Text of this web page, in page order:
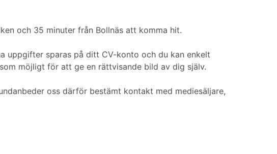
och 35 minuter från Bollnäs att komma hit.
uppgifter sparas på ditt CV-konto och du kan enkelt
möjligt för att ge en rättvisande bild av dig själv.
oss därför bestämt kontakt med mediesäljare,